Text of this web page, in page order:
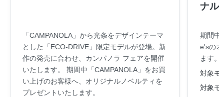
「CAMPANOLA」から光条をデザインテーマ
とした「ECO-DRIVE」限定モデルが登場。新
作の発売に合わせ、カンパノラ フェアを開催
いたします。 期間中「CAMPANOLA」をお買
い上げのお客様へ、オリジナルノベルティを
プレゼントいたします。
ナル
期間中
e'sの
ます。
対象モ
対象モ